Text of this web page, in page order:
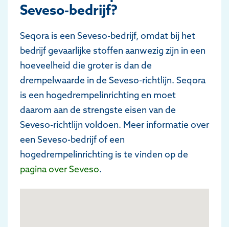
Seveso-bedrijf?
Seqora is een Seveso-bedrijf, omdat bij het
bedrijf gevaarlijke stoffen aanwezig zijn in een
hoeveelheid die groter is dan de
drempelwaarde in de Seveso-richtlijn. Seqora
is een hogedrempelinrichting en moet
daarom aan de strengste eisen van de
Seveso-richtlijn voldoen. Meer informatie over
een Seveso-bedrijf of een
hogedrempelinrichting is te vinden op de
pagina over Seveso.